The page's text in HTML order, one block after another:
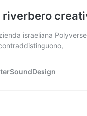
riverbero
israeliana